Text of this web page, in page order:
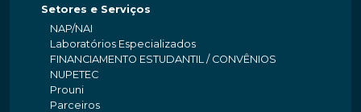
Setores e Serviços
NAP/NAI
Laboratórios Especializados
FINANCIAMENTO ESTUDANTIL / CONVÊNIOS
NUPETEC
Prouni
Parceiros